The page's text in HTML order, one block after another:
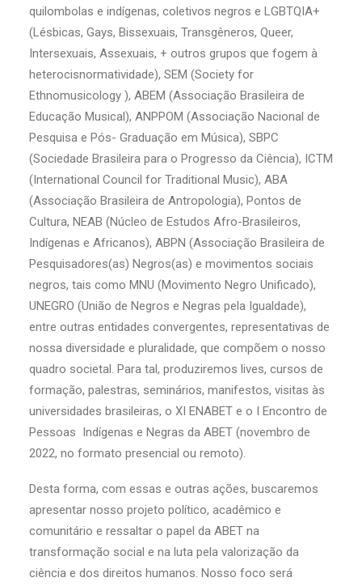
quilombolas e indígenas, coletivos negros e LGBTQIA+
(Lésbicas, Gays, Bissexuais, Transgêneros, Queer,
Intersexuais, Assexuais, + outros grupos que fogem à
heterocisnormatividade), SEM (Society for
Ethnomusicology ), ABEM (Associação Brasileira de
Educação Musical), ANPPOM (Associação Nacional de
Pesquisa e Pós- Graduação em Música), SBPC
(Sociedade Brasileira para o Progresso da Ciência), ICTM
(International Council for Traditional Music), ABA
(Associação Brasileira de Antropologia), Pontos de
Cultura, NEAB (Núcleo de Estudos Afro-Brasileiros,
Indígenas e Africanos), ABPN (Associação Brasileira de
Pesquisadores(as) Negros(as) e movimentos sociais
negros, tais como MNU (Movimento Negro Unificado),
UNEGRO (União de Negros e Negras pela Igualdade),
entre outras entidades convergentes, representativas de
nossa diversidade e pluralidade, que compõem o nosso
quadro societal. Para tal, produziremos lives, cursos de
formação, palestras, seminários, manifestos, visitas às
universidades brasileiras, o XI ENABET e o I Encontro de
Pessoas Indígenas e Negras da ABET (novembro de
2022, no formato presencial ou remoto).
Desta forma, com essas e outras ações, buscaremos
apresentar nosso projeto político, acadêmico e
comunitário e ressaltar o papel da ABET na
transformação social e na luta pela valorização da
ciência e dos direitos humanos. Nosso foco será